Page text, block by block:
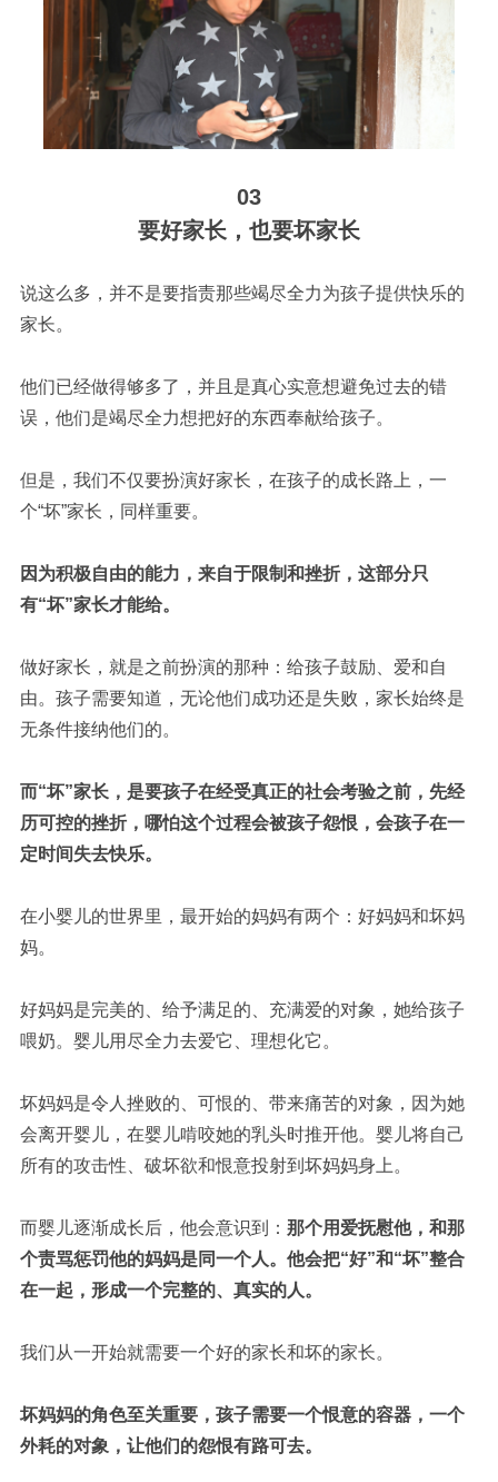
03
要好家长，也要坏家长
说这么多，并不是要指责那些竭尽全力为孩子提供快乐的
家长。
他们已经做得够多了，并且是真心实意想避免过去的错
误，他们是竭尽全力想把好的东西奉献给孩子。
但是，我们不仅要扮演好家长，在孩子的成长路上，一
个“坏”家长，同样重要。
因为积极自由的能力，来自于限制和挫折，这部分只
有“坏”家长才能给。
做好家长，就是之前扮演的那种：给孩子鼓励、爱和自
由。孩子需要知道，无论他们成功还是失败，家长始终是
无条件接纳他们的。
而“坏”家长，是要孩子在经受真正的社会考验之前，先经
历可控的挫折，哪怕这个过程会被孩子怨恨，会孩子在一
定时间失去快乐。
在小婴儿的世界里，最开始的妈妈有两个：好妈妈和坏妈
妈。
好妈妈是完美的、给予满足的、充满爱的对象，她给孩子
喂奶。婴儿用尽全力去爱它、理想化它。
坏妈妈是令人挫败的、可恨的、带来痛苦的对象，因为她
会离开婴儿，在婴儿啃咬她的乳头时推开他。婴儿将自己
所有的攻击性、破坏欲和恨意投射到坏妈妈身上。
而婴儿逐渐成长后，他会意识到： 那个用爱抚慰他，和那
个责骂惩罚他的妈妈是同一个人。他会把“好”和“坏”整合
在一起，形成一个完整的、真实的人。
我们从一开始就需要一个好的家长和坏的家长。
坏妈妈的角色至关重要，孩子需要一个恨意的容器，一个
外耗的对象，让他们的怨恨有路可去。